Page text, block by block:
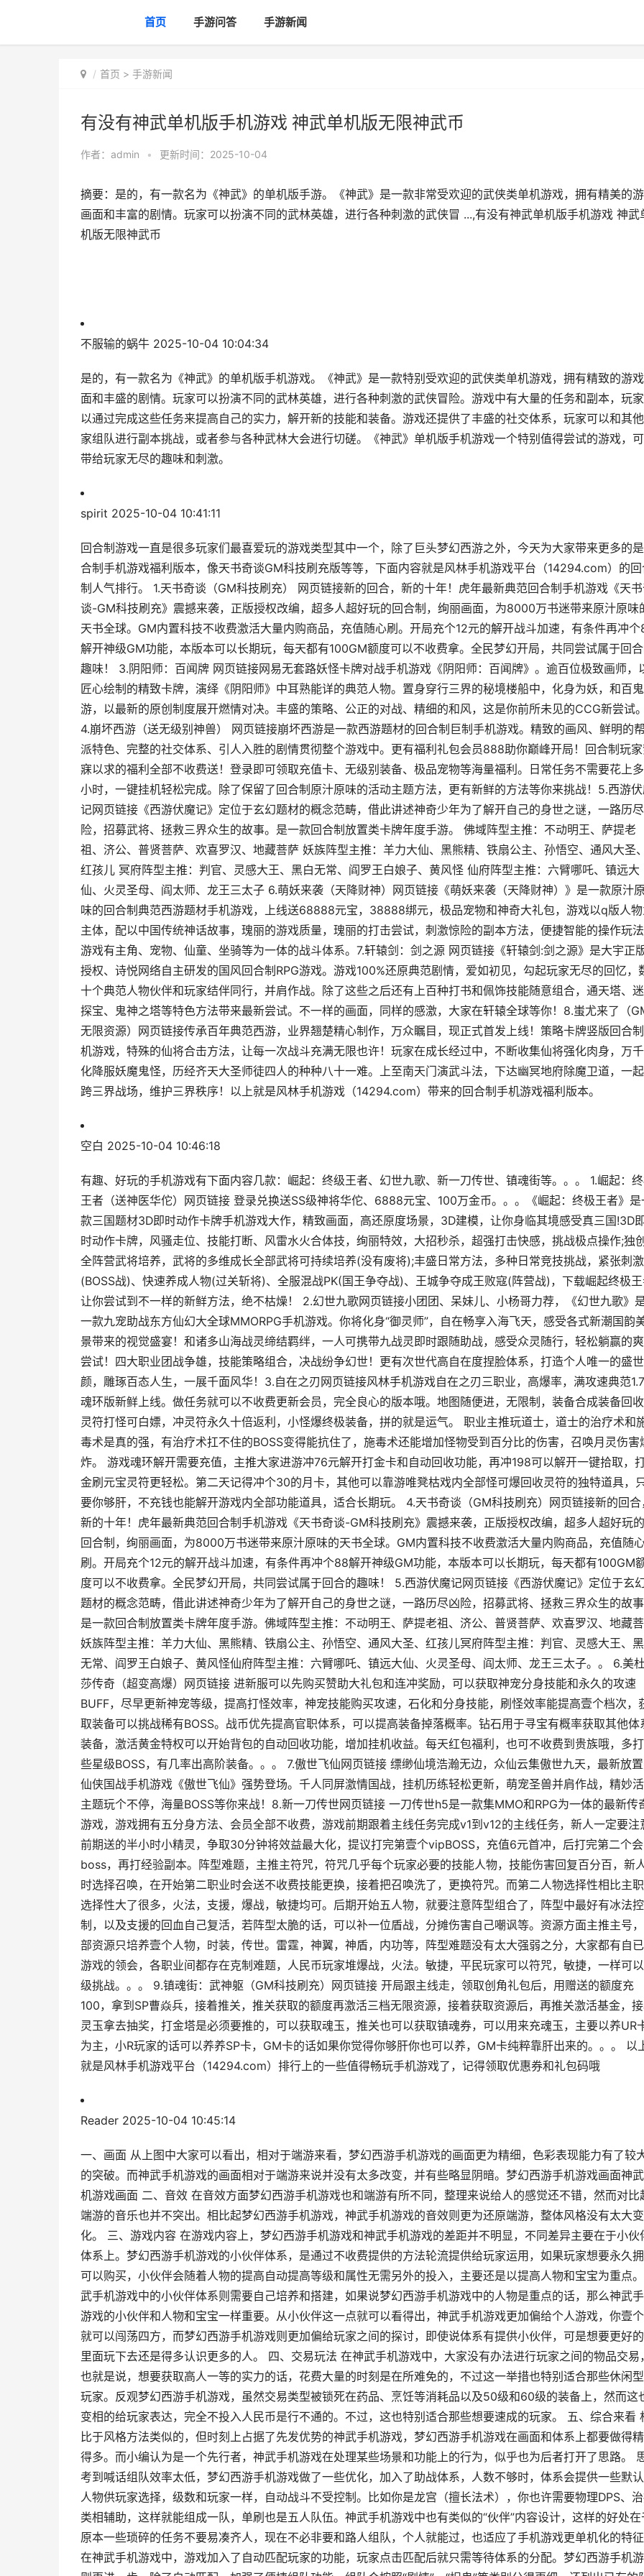
首页 手游问答 手游新闻
首页 > 手游新闻
有没有神武单机版手机游戏 神武单机版无限神武币
作者： admin • 更新时间：2025-10-04
摘要：是的，有一款名为《神武》的单机版手游。《神武》是一款非常受欢迎的武侠类单机游戏，拥有精美的
画面和丰富的剧情。玩家可以扮演不同的武林英雄，进行各种刺激的武侠冒 ...,有没有神武单机版手机游戏 神武
机版无限神武币
不服输的蜗牛 2025-10-04 10:04:34
是的，有一款名为《神武》的单机版手机游戏。《神武》是一款特别受欢迎的武侠类单机游戏，拥有精致的游
面和丰盛的剧情。玩家可以扮演不同的武林英雄，进行各种刺激的武侠冒险。游戏中有大量的任务和副本，玩
以通过完成这些任务来提高自己的实力，解开新的技能和装备。游戏还提供了丰盛的社交体系，玩家可以和其
家组队进行副本挑战，或者参与各种武林大会进行切磋。《神武》单机版手机游戏一个特别值得尝试的游戏，
带给玩家无尽的趣味和刺激。
spirit 2025-10-04 10:41:11
回合制游戏一直是很多玩家们最喜爱玩的游戏类型其中一个，除了巨头梦幻西游之外，今天为大家带来更多的
合制手机游戏福利版本，像天书奇谈GM科技刷充版等等，下面内容就是风林手机游戏平台（14294.com）的
制人气排行。 1.天书奇谈（GM科技刷充） 网页链接新的回合，新的十年！虎年最新典范回合制手机游戏《天
谈-GM科技刷充》震撼来袭，正版授权改编，超多人超好玩的回合制，绚丽画面，为8000万书迷带来原汁原味
天书全球。GM内置科技不收费激活大量内购商品，充值随心刷。开局充个12元的解开战斗加速，有条件再冲个
解开神级GM功能，本版本可以长期玩，每天都有100GM额度可以不收费拿。全民梦幻开局，共同尝试属于回
趣味！ 3.阴阳师：百闻牌 网页链接网易无套路妖怪卡牌对战手机游戏《阴阳师：百闻牌》。逾百位极致画师，
匠心绘制的精致卡牌，演绎《阴阳师》中耳熟能详的典范人物。置身穿行三界的秘境楼船中，化身为妖，和百
游，以最新的原创制度展开燃情对决。丰盛的策略、公正的对战、精细的和风，这是你前所未见的CCG新尝试。
4.崩坏西游（送无级别神兽） 网页链接崩坏西游是一款西游题材的回合制巨制手机游戏。精致的画风、鲜明的帮
派特色、完整的社交体系、引人入胜的剧情贯彻整个游戏中。更有福利礼包会员888助你巅峰开局！回合制玩
寐以求的福利全部不收费送！登录即可领取充值卡、无级别装备、极品宠物等海量福利。日常任务不需要花上
小时，一键挂机轻松完成。除了保留了回合制原汁原味的活动主题方法，更有新鲜的方法等你来挑战！5.西游
记网页链接《西游伏魔记》定位于玄幻题材的概念范畴，借此讲述神奇少年为了解开自己的身世之谜，一路历
险，招募武将、拯救三界众生的故事。是一款回合制放置类卡牌年度手游。 佛域阵型主推：不动明王、萨提老
祖、济公、普贤菩萨、欢喜罗汉、地藏菩萨 妖族阵型主推：羊力大仙、黑熊精、铁扇公主、孙悟空、通风大圣、
红孩儿 冥府阵型主推：判官、灵感大王、黑白无常、阎罗王白娘子、黄风怪 仙府阵型主推：六臂哪吒、镇远大
仙、火灵圣母、阎太师、龙王三太子 6.萌妖来袭（天降财神）网页链接《萌妖来袭（天降财神）》是一款原汁原
味的回合制典范西游题材手机游戏，上线送68888元宝，38888绑元，极品宠物和神奇大礼包，游戏以q版人物
主体，配以中国传统神话故事，瑰丽的游戏质量，瑰丽的打击尝试，刺激惊险的副本方法，便捷智能的操作玩法
游戏有主角、宠物、仙童、坐骑等为一体的战斗体系。7.轩辕剑：剑之源 网页链接《轩辕剑:剑之源》是大宇正
授权、诗悦网络自主研发的国风回合制RPG游戏。游戏100%还原典范剧情，爱如初见，勾起玩家无尽的回忆，
十个典范人物伙伴和玩家结伴同行，并肩作战。除了这些之后还有上百种打书和佩饰技能随意组合，通天塔、
探宝、鬼神之塔等特色方法带来最新尝试。不一样的画面，同样的感激，大家在轩辕全球等你！8.蚩尤来了（
无限资源）网页链接传承百年典范西游，业界翘楚精心制作，万众瞩目，现正式首发上线！策略卡牌竖版回合
机游戏，特殊的仙将合击方法，让每一次战斗充满无限也许！玩家在成长经过中，不断收集仙将强化肉身，万
化降服妖魔鬼怪，历经齐天大圣师徒四人的种种八十一难。上至南天门演武斗法，下达幽冥地府除魔卫道，一
跨三界战场，维护三界秩序！以上就是风林手机游戏（14294.com）带来的回合制手机游戏福利版本。
空白 2025-10-04 10:46:18
有趣、好玩的手机游戏有下面内容几款：崛起：终级王者、幻世九歌、新一刀传世、镇魂街等。。。 1.崛起：
王者（送神医华佗）网页链接 登录兑换送SS级神将华佗、6888元宝、100万金币。。。《崛起：终极王者》是
款三国题材3D即时动作卡牌手机游戏大作，精致画面，高还原度场景，3D建模，让你身临其境感受真三国!3D
时动作卡牌，风骚走位、技能打断、风雷水火合体技，绚丽特效，大招秒杀，超强打击快感，挑战极点操作;独创
全阵营武将培养，武将的多维成长全部武将可持续培养(没有废将);丰盛日常方法，多种日常竞技挑战，紧张刺激
(BOSS战)、快速养成人物(过关斩将)、全服混战PK(国王争夺战)、王城争夺成王败寇(阵营战)，下载崛起终极
让你尝试到不一样的新鲜方法，绝不枯燥！ 2.幻世九歌网页链接小团团、呆妹儿、小杨哥力荐，《幻世九歌》
一款九宠助战东方仙幻大全球MMORPG手机游戏。你将化身“御灵师”，自在畅享入海飞天，感受各式新潮国韵
景带来的视觉盛宴！和诸多山海战灵缔结羁绊，一人可携带九战灵即时跟随助战，感受众灵随行，轻松躺赢的
尝试！四大职业团战争雄，技能策略组合，决战纷争幻世！更有次世代高自在度捏脸体系，打造个人唯一的盛
颜，雕琢百态人生，一展千面风华！3.自在之刃网页链接风林手机游戏自在之刃三职业，高爆率，满攻速典范
魂环版新鲜上线。做任务就可以不收费更新会员，完全良心的版本哦。地图随便进，无限制，装备合成装备回收
灵符打怪可白嫖，冲灵符永久十倍返利，小怪爆终极装备，拼的就是运气。 职业主推玩道士，道士的治疗术和
毒术是真的强，有治疗术扛不住的BOSS变得能抗住了，施毒术还能增加怪物受到百分比的伤害，召唤月灵伤害
炸。 游戏魂环解开需要充值，主推大家进游冲76元解开打金卡和自动回收功能，再冲198可以解开一键拾取，
金刷元宝灵符更轻松。第二天记得冲个30的月卡，其他可以靠游唯凳枯戏内全部怪可爆回收灵符的独特道具，
要你够肝，不充钱也能解开游戏内全部功能道具，适合长期玩。 4.天书奇谈（GM科技刷充）网页链接新的回合
新的十年！虎年最新典范回合制手机游戏《天书奇谈-GM科技刷充》震撼来袭，正版授权改编，超多人超好玩的
回合制，绚丽画面，为8000万书迷带来原汁原味的天书全球。GM内置科技不收费激活大量内购商品，充值随
刷。开局充个12元的解开战斗加速，有条件再冲个88解开神级GM功能，本版本可以长期玩，每天都有100GM
度可以不收费拿。全民梦幻开局，共同尝试属于回合的趣味！ 5.西游伏魔记网页链接《西游伏魔记》定位于玄
题材的概念范畴，借此讲述神奇少年为了解开自己的身世之谜，一路历尽凶险，招募武将、拯救三界众生的故事
是一款回合制放置类卡牌年度手游。佛域阵型主推：不动明王、萨提老祖、济公、普贤菩萨、欢喜罗汉、地藏
妖族阵型主推：羊力大仙、黑熊精、铁扇公主、孙悟空、通风大圣、红孩儿冥府阵型主推：判官、灵感大王、
无常、阎罗王白娘子、黄风怪仙府阵型主推：六臂哪吒、镇远大仙、火灵圣母、阎太师、龙王三太子。。 6.美杜
莎传奇（超变高爆）网页链接 进新服可以先购买赞助大礼包和连冲奖励，可以获取神宠分身技能和永久的攻速
BUFF，尽早更新神宠等级，提高打怪效率，神宠技能购买攻速，石化和分身技能，刷怪效率能提高壹个档次，
取装备可以挑战稀有BOSS。战币优先提高官职体系，可以提高装备掉落概率。钻石用于寻宝有概率获取其他体
装备，激活黄金特权可以开始背包的自动回收功能，增加挂机收益。每天红包福利，也可不收费到贵族哦，多
些星级BOSS，有几率出高阶装备。。。 7.傲世飞仙网页链接 缥缈仙境浩瀚无边，众仙云集傲世九天，最新放
仙侠国战手机游戏《傲世飞仙》强势登场。千人同屏激情国战，挂机历练轻松更新，萌宠圣兽并肩作战，精妙
主题玩个不停，海量BOSS等你来战！8.新一刀传世网页链接 一刀传世h5是一款集MMO和RPG为一体的最新传
游戏，游戏拥有五分身方法、会员全部不收费，游戏前期跟着主线任务完成v1到v12的主线任务，新人一定要注
前期送的半小时小精灵，争取30分钟将效益最大化，提议打完第壹个vipBOSS，充值6元首冲，后打完第二个
boss，再打经验副本。阵型难题，主推主符咒，符咒几乎每个玩家必要的技能人物，技能伤害回复百分百，新
时选择召唤，在开始第二职业时会送不收费技能更换，接着把召唤洗了，更换符咒。而第二人物选择性相比主
选择性大了很多，火法，支援，爆战，敏捷均可。后期开始五人物，就要注意阵型组合了，阵型中最好有冰法控
制，以及支援的回血自己复活，若阵型太脆的话，可以补一位盾战，分摊伤害自己嘲讽等。资源方面主推主号
部资源只培养壹个人物，时装，传世。雷霆，神翼，神盾，内功等，阵型难题没有太大强弱之分，大家都有自
游戏的领会，各职业间都存在克制难题，人民币玩家堆爆战，火法。敏捷，平民玩家可以符咒，敏捷，一样可
级挑战。。。 9.镇魂街：武神躯（GM科技刷充）网页链接 开局跟主线走，领取创角礼包后，用赠送的额度充
100，拿到SP曹焱兵，接着推关，推关获取的额度再激活三档无限资源，接着获取资源后，再推关激活基金，
灵玉拿去抽奖，打金塔是必须要推的，可以获取魂玉，推关也可以获取镇魂券，可以用来充魂玉，主要以养UR
为主，小R玩家的话可以养养SP卡，GM卡的话如果你觉得你够肝你也可以养，GM卡纯粹靠肝出来的。。。 以
就是风林手机游戏平台（14294.com）排行上的一些值得畅玩手机游戏了，记得领取优惠券和礼包码哦
Reader 2025-10-04 10:45:14
一、画面 从上图中大家可以看出，相对于端游来看，梦幻西游手机游戏的画面更为精细，色彩表现能力有了较
的突破。而神武手机游戏的画面相对于端游来说并没有太多改变，并有些略显阴暗。梦幻西游手机游戏画面神
机游戏画面 二、音效 在音效方面梦幻西游手机游戏也和端游有所不同，整理来说给人的感觉还不错，然而对比
端游的音乐也并不突出。相比起梦幻西游手机游戏，神武手机游戏的音效则更为还原端游，整体风格没有太大变
化。 三、游戏内容 在游戏内容上，梦幻西游手机游戏和神武手机游戏的差距并不明显，不同差异主要在于小伙
体系上。梦幻西游手机游戏的小伙伴体系，是通过不收费提供的方法轮流提供给玩家运用，如果玩家想要永久
可以购买，小伙伴会随着人物的提高自动提高等级和属性无需另外的投入，主要还是以提高人物和宝宝为重点
武手机游戏中的小伙伴体系则需要自己培养和搭建，如果说梦幻西游手机游戏中的人物是重点的话，那么神武
游戏的小伙伴和人物和宝宝一样重要。从小伙伴这一点就可以看得出，神武手机游戏更加偏给个人游戏，你壹
就可以闯荡四方，而梦幻西游手机游戏则更加偏给玩家之间的探讨，即使说体系有提供小伙伴，可是想要更好
里面玩下去还是得多认识更多的人。 四、交易玩法 在神武手机游戏中，大家没有办法进行玩家之间的物品交易，
也就是说，想要获取高人一等的实力的话，花费大量的时刻是在所难免的，不过这一举措也特别适合那些休闲
玩家。反观梦幻西游手机游戏，虽然交易类型被锁死在药品、烹饪等消耗品以及50级和60级的装备上，然而这
变相的给玩家表达，完全不投入人民币是行不通的。不过，这也特别适合那些想要速成的玩家。 五、综合来看
比于风格方法类似的，但时刻上占据了先发优势的神武手机游戏，梦幻西游手机游戏在画面和体系上都要做得
得多。而小编认为是一个先行者，神武手机游戏在处理某些场景和功能上的行为，似乎也为后者打开了思路。
考到喊话组队效率太低，梦幻西游手机游戏做了一些优化，加入了助战体系，人数不够时，体系会提供一些默
人物供玩家选择，级数和玩家一样，自动战斗不受控制。比如你是龙宫（擅长法术），你也许需要物理DPS、
类相辅助，这样就能组成一队，单刷也是五人队伍。神武手机游戏中也有类似的“伙伴”内容设计，这样的好处在
原本一些琐碎的任务不要易凑齐人，现在不必非要和路人组队，个人就能过，也适应了手机游戏更单机化的特征
在神武手机游戏中，游戏加入了自动匹配玩家的功能，玩家点击匹配后就只需等待体系的分配。梦幻西游手机